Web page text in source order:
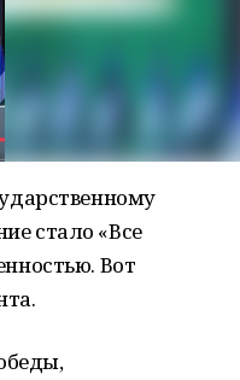
стало «Все
Вот